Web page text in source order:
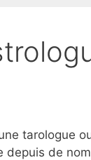
tarologue
de